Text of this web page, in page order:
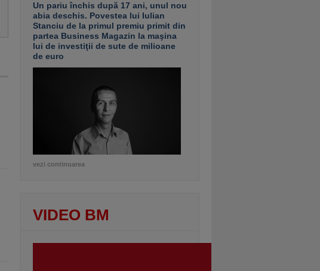
Un pariu închis după 17 ani, unul nou
abia deschis. Povestea lui Iulian
Stanciu de la primul premiu primit din
partea Business Magazin la maşina
lui de investiţii de sute de milioane
de euro
vezi continuarea
VIDEO BM